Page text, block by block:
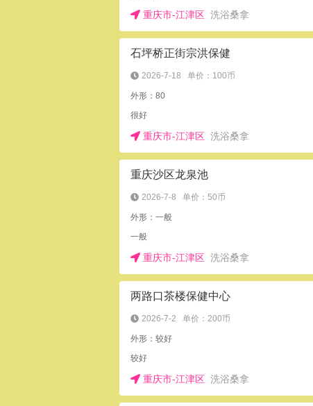
重庆市-江津区 洗浴桑拿
石坪桥正街宗洪保健
2026-7-18 单价：100币
外形：80
很好
重庆市-江津区 洗浴桑拿
重庆沙区龙泉池
2026-7-8 单价：50币
外形：一般
一般
重庆市-江津区 洗浴桑拿
两路口茶楼保健中心
2026-7-2 单价：200币
外形：较好
较好
重庆市-江津区 洗浴桑拿